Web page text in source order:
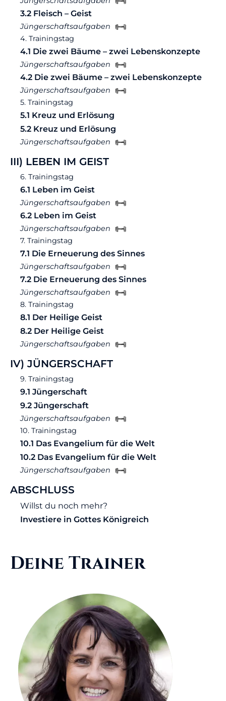
3.2 Fleisch – Geist
Jüngerschaftsaufgaben
4. Trainingstag
4.1 Die zwei Bäume – zwei Lebenskonzepte
Jüngerschaftsaufgaben
4.2 Die zwei Bäume – zwei Lebenskonzepte
Jüngerschaftsaufgaben
5. Trainingstag
5.1 Kreuz und Erlösung
5.2 Kreuz und Erlösung
Jüngerschaftsaufgaben
III) LEBEN IM GEIST
6. Trainingstag
6.1 Leben im Geist
Jüngerschaftsaufgaben
6.2 Leben im Geist
Jüngerschaftsaufgaben
7. Trainingstag
7.1 Die Erneuerung des Sinnes
Jüngerschaftsaufgaben
7.2 Die Erneuerung des Sinnes
Jüngerschaftsaufgaben
8. Trainingstag
8.1 Der Heilige Geist
8.2 Der Heilige Geist
Jüngerschaftsaufgaben
IV) JÜNGERSCHAFT
9. Trainingstag
9.1 Jüngerschaft
9.2 Jüngerschaft
Jüngerschaftsaufgaben
10. Trainingstag
10.1 Das Evangelium für die Welt
10.2 Das Evangelium für die Welt
Jüngerschaftsaufgaben
ABSCHLUSS
Willst du noch mehr?
Investiere in Gottes Königreich
Deine Trainer